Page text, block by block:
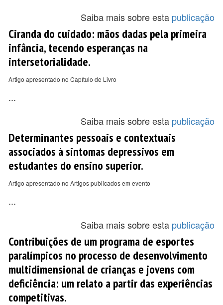
Saiba mais sobre esta publicação
Ciranda do cuidado: mãos dadas pela primeira
infância, tecendo esperanças na
intersetorialidade.
Artigo apresentado no Capítulo de Livro
...
Saiba mais sobre esta publicação
Determinantes pessoais e contextuais
associados à sintomas depressivos em
estudantes do ensino superior.
Artigo apresentado no Artigos publicados em evento
...
Saiba mais sobre esta publicação
Contribuições de um programa de esportes
paralímpicos no processo de desenvolvimento
multidimensional de crianças e jovens com
deficiência: um relato a partir das experiências
competitivas.